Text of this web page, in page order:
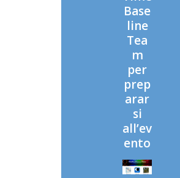
Base
line
Tea
m
per
prep
arar
si
all’ev
ento